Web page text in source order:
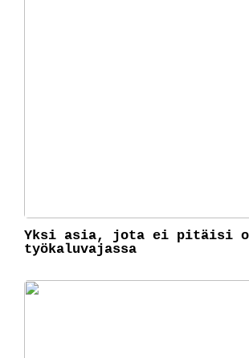
Yksi asia, jota ei pitäisi
työkaluvajassa